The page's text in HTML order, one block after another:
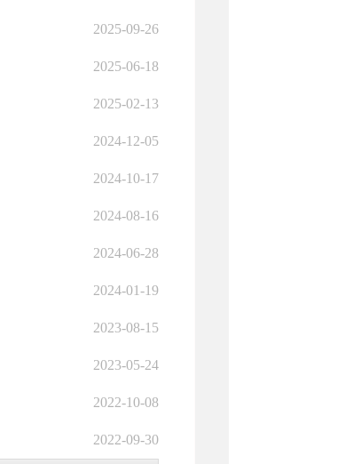
2025-09-26
2025-06-18
2025-02-13
2024-12-05
2024-10-17
2024-08-16
2024-06-28
2024-01-19
2023-08-15
2023-05-24
2022-10-08
2022-09-30